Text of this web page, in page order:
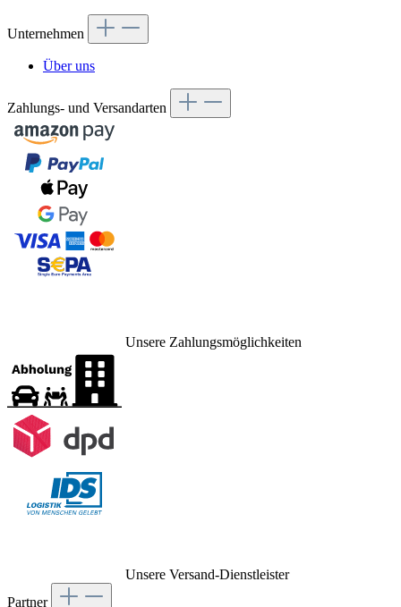
Unternehmen
Über uns
Zahlungs- und Versandarten
Unsere Zahlungsmöglichkeiten
Unsere Versand-Dienstleister
Partner